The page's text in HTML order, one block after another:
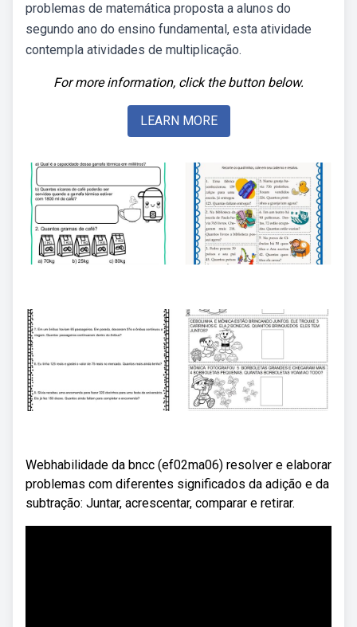
problemas de matemática proposta a alunos do
segundo ano do ensino fundamental, esta atividade
contempla atividades de multiplicação.
For more information, click the button below.
LEARN MORE
Webhabilidade da bncc (ef02ma06) resolver e elaborar
problemas com diferentes significados da adição e da
subtração: Juntar, acrescentar, comparar e retirar.